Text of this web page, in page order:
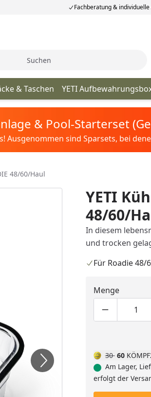
Fachberatung &
& Taschen YETI
& Pool-Starterset
Ausgenommen sind Sparsets, bei
48/60/Haul
YETI
48/60/
In diesem
und trocken
Für Roadie 48/
Menge
30 60
Am Lager,
erfolgt der